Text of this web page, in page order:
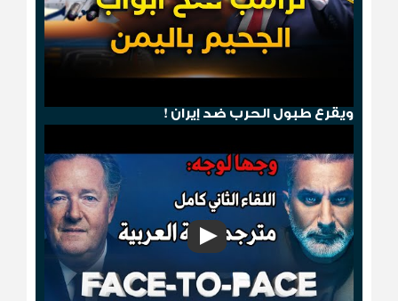
ويقرع طبول الحرب ضد إيران !